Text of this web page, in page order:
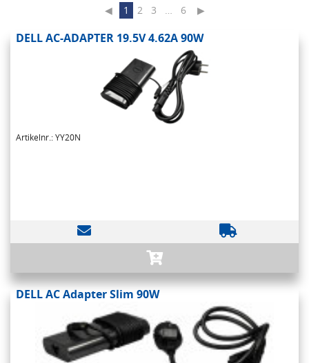
◀ 1 2 3 … 6 ▶
DELL AC-ADAPTER 19.5V 4.62A 90W
Artikelnr.: YY20N
DELL AC Adapter Slim 90W